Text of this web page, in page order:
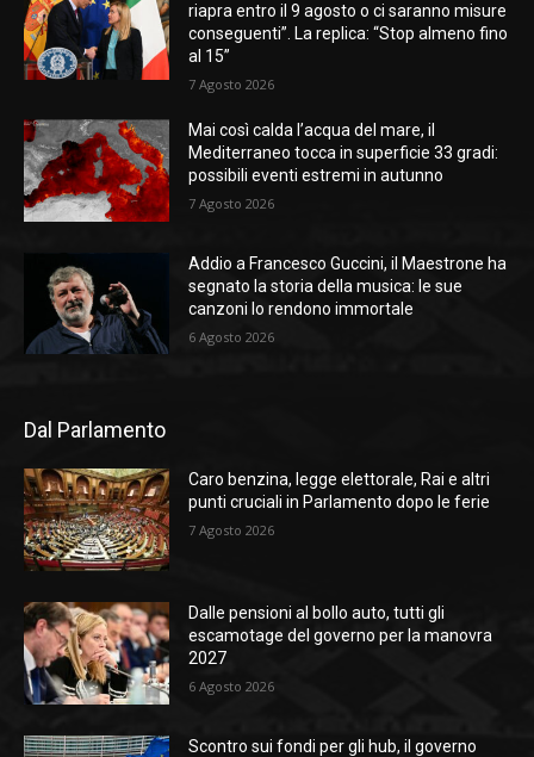
riapra entro il 9 agosto o ci saranno misure
conseguenti”. La replica: “Stop almeno fino
al 15”
7 Agosto 2026
Mai così calda l’acqua del mare, il
Mediterraneo tocca in superficie 33 gradi:
possibili eventi estremi in autunno
7 Agosto 2026
Addio a Francesco Guccini, il Maestrone ha
segnato la storia della musica: le sue
canzoni lo rendono immortale
6 Agosto 2026
Dal Parlamento
Caro benzina, legge elettorale, Rai e altri
punti cruciali in Parlamento dopo le ferie
7 Agosto 2026
Dalle pensioni al bollo auto, tutti gli
escamotage del governo per la manovra
2027
6 Agosto 2026
Scontro sui fondi per gli hub, il governo